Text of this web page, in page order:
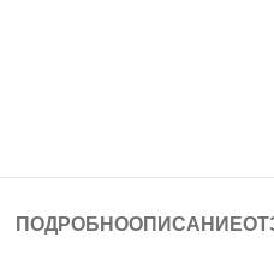
ПОДРОБНООПИСАНИЕ